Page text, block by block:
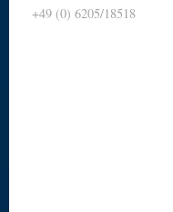
+49 (0) 6205/18518